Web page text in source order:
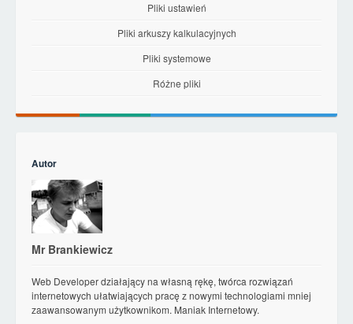
Pliki ustawień
Pliki arkuszy kalkulacyjnych
Pliki systemowe
Różne pliki
Autor
Mr Brankiewicz
Web Developer działający na własną rękę, twórca rozwiązań
internetowych ułatwiających pracę z nowymi technologiami mniej
zaawansowanym użytkownikom. Maniak Internetowy.